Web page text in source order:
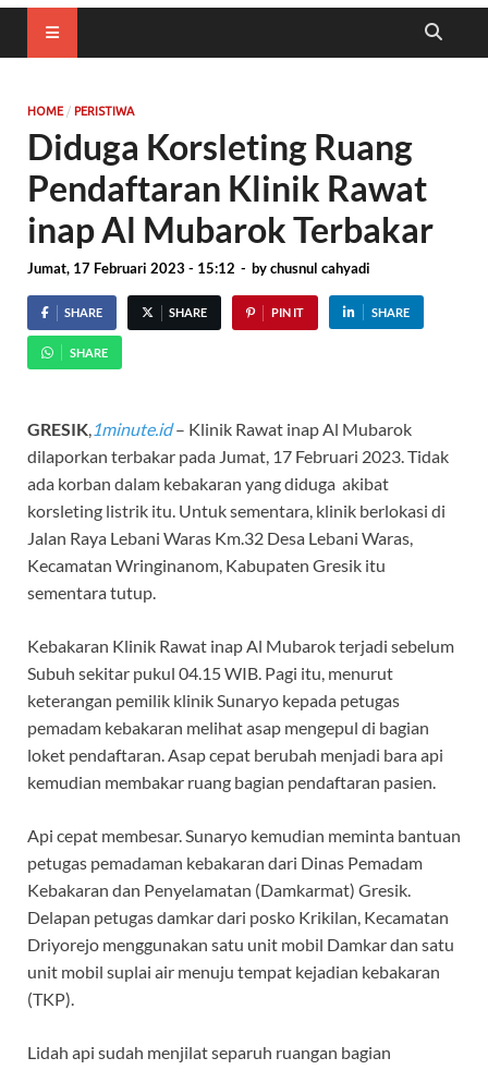
HOME / PERISTIWA
Diduga Korsleting Ruang
Pendaftaran Klinik Rawat
inap Al Mubarok Terbakar
Jumat, 17 Februari 2023 - 15:12 - bychusnul cahyadi
SHARE SHARE PIN IT SHARE
SHARE
GRESIK, 1minute.id– Klinik Rawat inap Al Mubarok
dilaporkan terbakar pada Jumat, 17 Februari 2023. Tidak
ada korban dalam kebakaran yang diduga akibat
korsleting listrik itu. Untuk sementara, klinik berlokasi di
Jalan Raya Lebani Waras Km.32 Desa Lebani Waras,
Kecamatan Wringinanom, Kabupaten Gresik itu
sementara tutup.
Kebakaran Klinik Rawat inap Al Mubarok terjadi sebelum
Subuh sekitar pukul 04.15 WIB. Pagi itu, menurut
keterangan pemilik klinik Sunaryo kepada petugas
pemadam kebakaran melihat asap mengepul di bagian
loket pendaftaran. Asap cepat berubah menjadi bara api
kemudian membakar ruang bagian pendaftaran pasien.
Api cepat membesar. Sunaryo kemudian meminta bantuan
petugas pemadaman kebakaran dari Dinas Pemadam
Kebakaran dan Penyelamatan (Damkarmat) Gresik.
Delapan petugas damkar dari posko Krikilan, Kecamatan
Driyorejo menggunakan satu unit mobil Damkar dan satu
unit mobil suplai air menuju tempat kejadian kebakaran
(TKP).
Lidah api sudah menjilat separuh ruangan bagian